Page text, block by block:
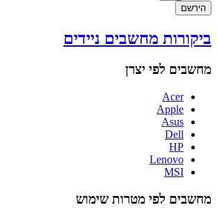
הירשם
ביקורות מחשבים ניידים
מחשבים לפי יצרן
Acer
Apple
Asus
Dell
HP
Lenovo
MSI
מחשבים לפי מטרות שימוש